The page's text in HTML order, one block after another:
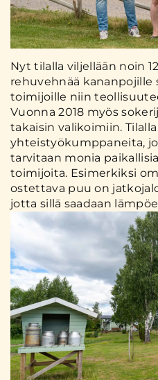
Nyt tilalla viljellään noin
rehuvehnää kananpojille
toimijoille niin
Vuonna 2018 myös
takaisin valikoimiin.
yhteistyökumppaneita,
tarvitaan monia
toimijoita. Esimerkiksi
ostettava puu on
jotta sillä saadaan